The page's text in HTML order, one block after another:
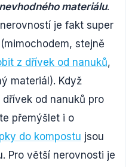
materiálu.
je fakt super
stejně
z dřívek od nanuků,
materiál). Když
od nanuků pro
přemýšlet i o
do kompostu jsou
Pro větší nerovnosti je